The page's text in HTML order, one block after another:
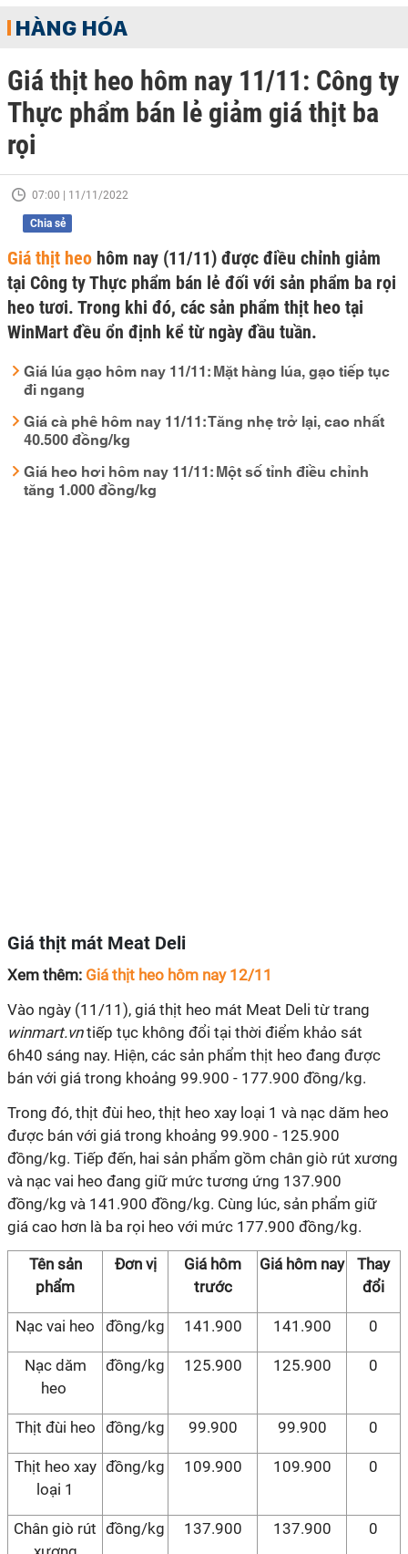
HÀNG HÓA
Giá thịt heo hôm nay 11/11: Công ty
Thực phẩm bán lẻ giảm giá thịt ba
rọi
07:00 | 11/11/2022
Chia sẻ
Giá thịt heo hôm nay (11/11) được điều chỉnh giảm
tại Công ty Thực phẩm bán lẻ đối với sản phẩm ba rọi
heo tươi. Trong khi đó, các sản phẩm thịt heo tại
WinMart đều ổn định kể từ ngày đầu tuần.
Giá lúa gạo hôm nay 11/11: Mặt hàng lúa, gạo tiếp tục
đi ngang
Giá cà phê hôm nay 11/11: Tăng nhẹ trở lại, cao nhất
40.500 đồng/kg
Giá heo hơi hôm nay 11/11: Một số tỉnh điều chỉnh
tăng 1.000 đồng/kg
Giá thịt mát Meat Deli
Xem thêm: Giá thịt heo hôm nay 12/11
Vào ngày (11/11), giá thịt heo mát Meat Deli từ trang
winmart.vntiếp tục không đổi tại thời điểm khảo sát
6h40 sáng nay. Hiện, các sản phẩm thịt heo đang được
bán với giá trong khoảng 99.900 - 177.900 đồng/kg.
Trong đó, thịt đùi heo, thịt heo xay loại 1 và nạc dăm heo
được bán với giá trong khoảng 99.900 - 125.900
đồng/kg. Tiếp đến, hai sản phẩm gồm chân giò rút xương
và nạc vai heo đang giữ mức tương ứng 137.900
đồng/kg và 141.900 đồng/kg. Cùng lúc, sản phẩm giữ
giá cao hơn là ba rọi heo với mức 177.900 đồng/kg.
Tên sản
phẩm
Đơn vị
Giá hôm
trước
Giá hôm nay
Thay
đổi
Nạc vai heo đồng/kg 141.900 141.900 0
Nạc dăm
heo
đồng/kg 125.900 125.900 0
Thịt đùi heo đồng/kg 99.900 99.900 0
Thịt heo xay
loại 1
đồng/kg 109.900 109.900 0
Chân giò rút đồng/kg 137.900 137.900 0